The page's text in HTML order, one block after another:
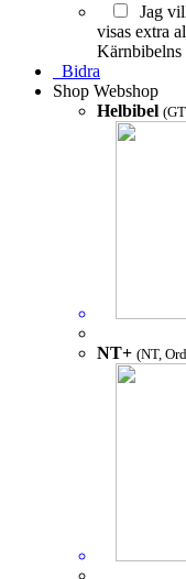
Jag
visas extra
Kärnbibelns
Bidra
Shop Webshop
Helbibel
NT+ (NT,